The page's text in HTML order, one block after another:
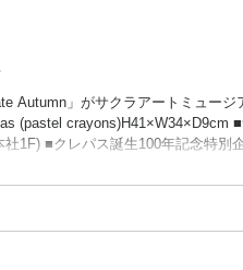
Autumn」がサクラアートミュージ
(pastel crayons)H41×W34×D9cm
1F) ■クレパス誕生100年記念特別
【